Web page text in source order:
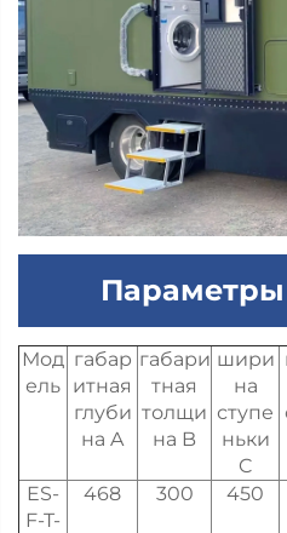
Параметры
Мод
ель
габар
итная
глуби
на A
габари
тная
толщи
на B
шири
на
ступе
ньки
C
ES-
F-T-
468 300 450